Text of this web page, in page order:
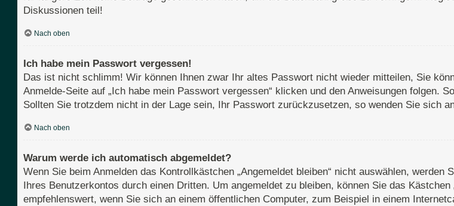
Diskussionen teil!
Nach oben
Ich habe mein Passwort vergessen!
Das ist nicht schlimm! Wir können Ihnen zwar Ihr altes Passwort nicht wieder mitteilen, Sie
Anmelde-Seite auf „Ich habe mein Passwort vergessen“ klicken und den Anweisungen folgen.
Sollten Sie trotzdem nicht in der Lage sein, Ihr Passwort zurückzusetzen, so wenden Sie sich
Nach oben
Warum werde ich automatisch abgemeldet?
Wenn Sie beim Anmelden das Kontrollkästchen „Angemeldet bleiben“ nicht auswählen,
Ihres Benutzerkontos durch einen Dritten. Um angemeldet zu bleiben, können Sie das
empfehlenswert, wenn Sie sich an einem öffentlichen Computer, zum Beispiel in einem